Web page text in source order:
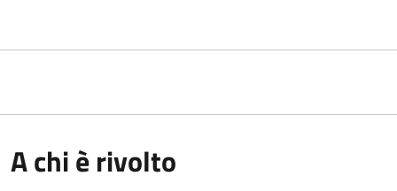
A chi è rivolto